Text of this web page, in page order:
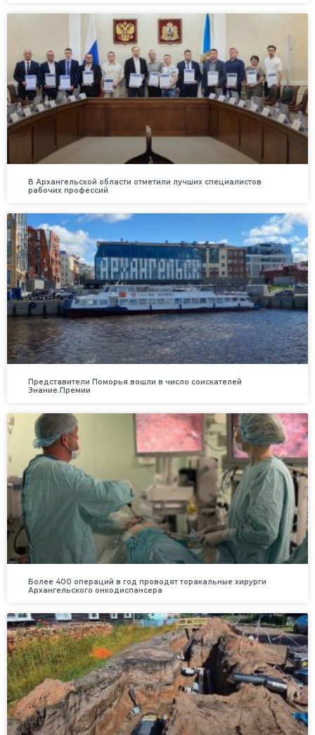
В Архангельской области отметили лучших специалистов
рабочих профессий
Представители Поморья вошли в число соискателей
Знание.Премии
Более 400 операций в год проводят торакальные хирурги
Архангельского онкодиспансера